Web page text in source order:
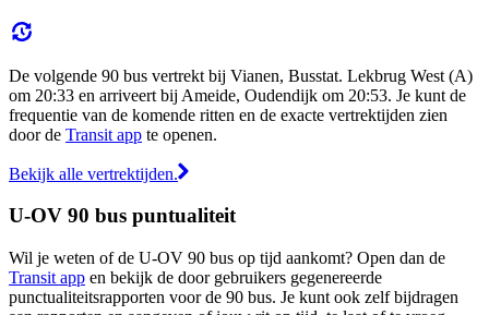
De volgende 90 bus vertrekt bij Vianen, Busstat. Lekbrug West (A)
om 20:33 en arriveert bij Ameide, Oudendijk om 20:53. Je kunt de
frequentie van de komende ritten en de exacte vertrektijden zien
door de Transit app te openen.
Bekijk alle vertrektijden.
U-OV 90 bus puntualiteit
Wil je weten of de U-OV 90 bus op tijd aankomt? Open dan de
Transit app en bekijk de door gebruikers gegenereerde
punctualiteitsrapporten voor de 90 bus. Je kunt ook zelf bijdragen